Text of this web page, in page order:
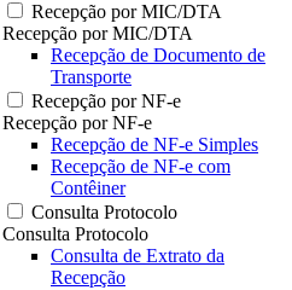
Recepção por MIC/DTA
Recepção por MIC/DTA
Recepção de Documento de
Transporte
Recepção por NF-e
Recepção por NF-e
Recepção de NF-e Simples
Recepção de NF-e com
Contêiner
Consulta Protocolo
Consulta Protocolo
Consulta de Extrato da
Recepção